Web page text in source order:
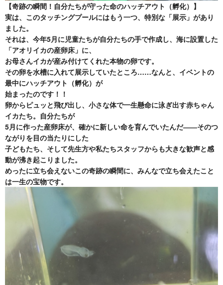
【奇跡の瞬間！自分たちが守った命のハッチアウト（孵化）】
実は、このタッチングプールにはもう一つ、特別な「展示」があり
ました。
それは、今年5月に児童たちが自分たちの手で作成し、海に設置した
「アオリイカの産卵床」に、
お母さんイカが産み付けてくれた本物の卵です。
その卵を水槽に入れて展示していたところ……なんと、イベントの
最中にハッチアウト（孵化）が
始まったのです！！
卵からピュッと飛び出し、小さな体で一生懸命に泳ぎ出す赤ちゃん
イカたち。自分たちが
5月に作った産卵床が、確かに新しい命を育んでいたんだ――そのつ
ながりを目の当たりにした
子どもたち、そして先生方や私たちスタッフからも大きな歓声と感
動が沸き起こりました。
めったに立ち会えないこの奇跡の瞬間に、みんなで立ち会えたこと
は一生の宝物です。